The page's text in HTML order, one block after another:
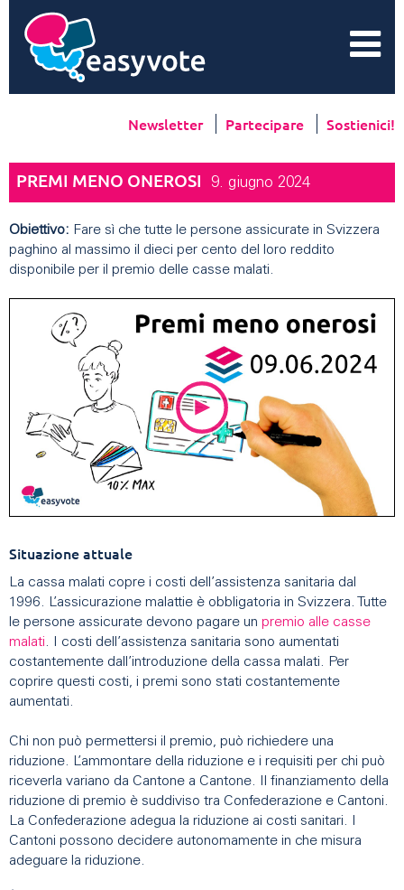
Newsletter Partecipare Sostienici!
PREMI MENO ONEROSI 9. giugno 2024
Obiettivo: Fare sì che tutte le persone assicurate in Svizzera
paghino al massimo il dieci per cento del loro reddito
disponibile per il premio delle casse malati.
Situazione attuale
La cassa malati copre i costi dell’assistenza sanitaria dal
1996. L’assicurazione malattie è obbligatoria in Svizzera. Tutte
le persone assicurate devono pagare un premio alle casse
malati. I costi dell’assistenza sanitaria sono aumentati
costantemente dall’introduzione della cassa malati. Per
coprire questi costi, i premi sono stati costantemente
aumentati.
Chi non può permettersi il premio, può richiedere una
riduzione. L’ammontare della riduzione e i requisiti per chi può
riceverla variano da Cantone a Cantone. Il finanziamento della
riduzione di premio è suddiviso tra Confederazione e Cantoni.
La Confederazione adegua la riduzione ai costi sanitari. I
Cantoni possono decidere autonomamente in che misura
adeguare la riduzione.